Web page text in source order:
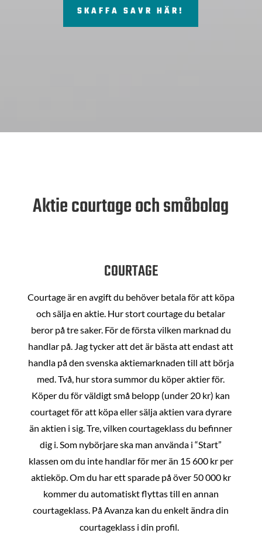
SKAFFA SAVR HÄR!
Aktie courtage och småbolag
COURTAGE
Courtage är en avgift du behöver betala för att köpa
och sälja en aktie. Hur stort courtage du betalar
beror på tre saker. För de första vilken marknad du
handlar på. Jag tycker att det är bästa att endast att
handla på den svenska aktiemarknaden till att börja
med. Två, hur stora summor du köper aktier för.
Köper du för väldigt små belopp (under 20 kr) kan
courtaget för att köpa eller sälja aktien vara dyrare
än aktien i sig. Tre, vilken courtageklass du befinner
dig i. Som nybörjare ska man använda i “Start”
klassen om du inte handlar för mer än 15 600 kr per
aktieköp. Om du har ett sparade på över 50 000 kr
kommer du automatiskt flyttas till en annan
courtageklass. På Avanza kan du enkelt ändra din
courtageklass i din profil.